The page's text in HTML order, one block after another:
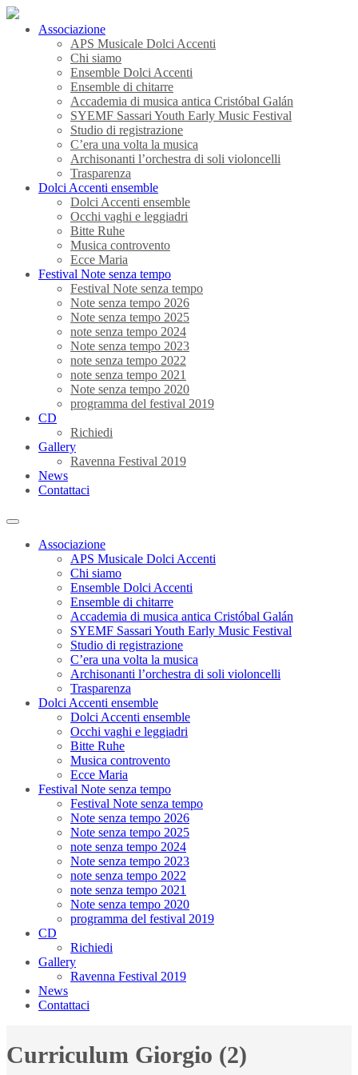
Associazione
APS Musicale Dolci Accenti
Chi siamo
Ensemble Dolci Accenti
Ensemble di chitarre
Accademia di musica antica Cristóbal Galán
SYEMF Sassari Youth Early Music Festival
Studio di registrazione
C’era una volta la musica
Archisonanti l’orchestra di soli violoncelli
Trasparenza
Dolci Accenti ensemble
Dolci Accenti ensemble
Occhi vaghi e leggiadri
Bitte Ruhe
Musica controvento
Ecce Maria
Festival Note senza tempo
Festival Note senza tempo
Note senza tempo 2026
Note senza tempo 2025
note senza tempo 2024
Note senza tempo 2023
note senza tempo 2022
note senza tempo 2021
Note senza tempo 2020
programma del festival 2019
CD
Richiedi
Gallery
Ravenna Festival 2019
News
Contattaci
Associazione
APS Musicale Dolci Accenti
Chi siamo
Ensemble Dolci Accenti
Ensemble di chitarre
Accademia di musica antica Cristóbal Galán
SYEMF Sassari Youth Early Music Festival
Studio di registrazione
C’era una volta la musica
Archisonanti l’orchestra di soli violoncelli
Trasparenza
Dolci Accenti ensemble
Dolci Accenti ensemble
Occhi vaghi e leggiadri
Bitte Ruhe
Musica controvento
Ecce Maria
Festival Note senza tempo
Festival Note senza tempo
Note senza tempo 2026
Note senza tempo 2025
note senza tempo 2024
Note senza tempo 2023
note senza tempo 2022
note senza tempo 2021
Note senza tempo 2020
programma del festival 2019
CD
Richiedi
Gallery
Ravenna Festival 2019
News
Contattaci
Curriculum Giorgio (2)